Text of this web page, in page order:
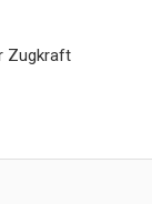
Zugkraft